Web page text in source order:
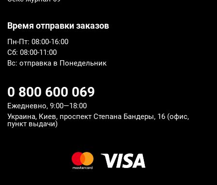
Время отправки заказов
Пн-Пт: 08:00-16:00
Сб: 08:00-11:00
Вс: отправка в Понедельник
0 800 600 069
Ежедневно, 9:00—18:00
Украина, Киев, проспект Степана Бандеры, 16 (офис,
пункт выдачи)